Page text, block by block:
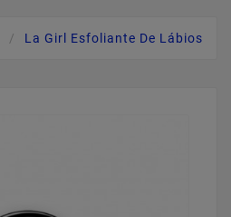
La Girl Esfoliante De Lábios